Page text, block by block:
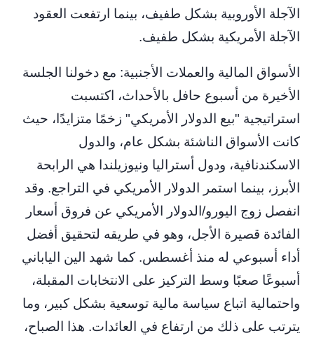
الآجلة الأوروبية بشكل طفيف، بينما ارتفعت العقود
الآجلة الأمريكية بشكل طفيف.
الأسواق المالية والعملات الأجنبية: مع دخولنا الجلسة
الأخيرة من أسبوع حافل بالأحداث، اكتسبت
استراتيجية "بيع الدولار الأمريكي" زخمًا متزايدًا، حيث
كانت الأسواق الناشئة بشكل عام، والدول
الاسكندنافية، ودول أستراليا ونيوزيلندا هي الرابحة
الأبرز، بينما استمر الدولار الأمريكي في التراجع. وقد
انفصل زوج اليورو/الدولار الأمريكي عن فروق أسعار
الفائدة قصيرة الأجل، وهو في طريقه لتحقيق أفضل
أداء أسبوعي له منذ أغسطس. كما شهد الين الياباني
أسبوعًا صعبًا وسط التركيز على الانتخابات المقبلة،
واحتمالية اتباع سياسة مالية توسعية بشكل كبير، وما
يترتب على ذلك من ارتفاع في العائدات. هذا الصباح،